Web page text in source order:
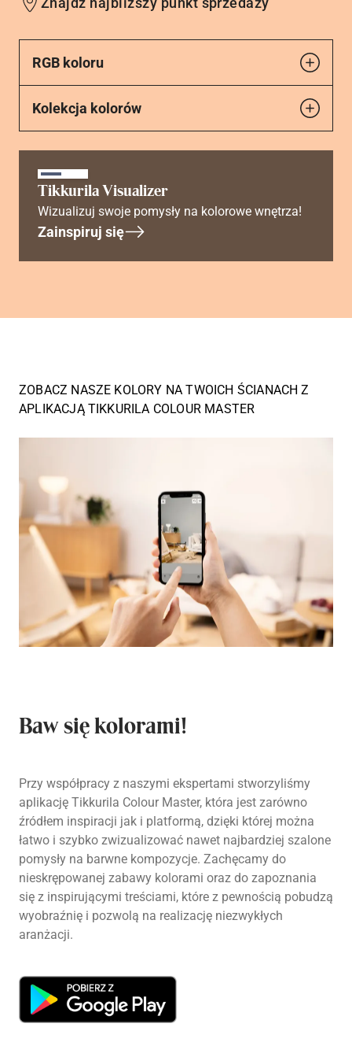
wishlist
RGB koloru
Kolekcja kolorów
Tikkurila Visualizer
Wizualizuj swoje pomysły na kolorowe wnętrza!
Zainspiruj się
ZOBACZ NASZE KOLORY NA TWOICH ŚCIANACH Z
APLIKACJĄ TIKKURILA COLOUR MASTER
Baw się kolorami!
Przy współpracy z naszymi ekspertami stworzyliśmy
aplikację Tikkurila Colour Master, która jest zarówno
źródłem inspiracji jak i platformą, dzięki której można
łatwo i szybko zwizualizować nawet najbardziej szalone
pomysły na barwne kompozycje. Zachęcamy do
nieskrępowanej zabawy kolorami oraz do zapoznania
się z inspirującymi treściami, które z pewnością pobudzą
wyobraźnię i pozwolą na realizację niezwykłych
aranżacji.